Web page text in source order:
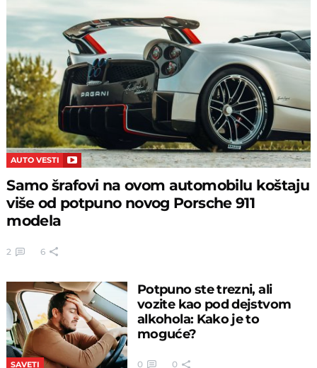
AUTO VESTI
Samo šrafovi na ovom automobilu koštaju
više od potpuno novog Porsche 911
modela
2 6
SAVETI
Potpuno ste trezni, ali
vozite kao pod dejstvom
alkohola: Kako je to
moguće?
0 0